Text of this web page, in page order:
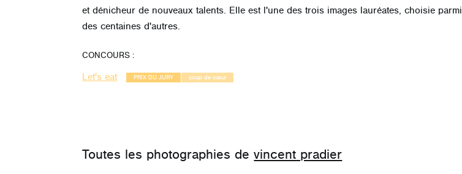
et dénicheur de nouveaux talents. Elle est l'une des trois images lauréates, choisie parmi
des centaines d'autres.
CONCOURS :
Let's eat PRIX DU JURY coup de cœur
Toutes les photographies devincent pradier